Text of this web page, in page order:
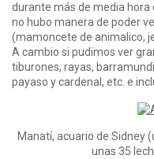
durante más de media hora
no hubo manera de poder
(mamoncete de animalico,
A cambio si pudimos ver
tiburones, rayas,
payaso y cardenal, etc. e
Manatí, acuario de Sidney
unas 35